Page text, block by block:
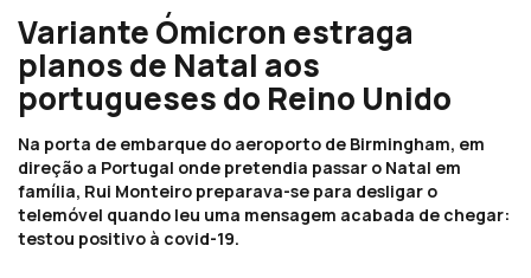
Variante Ómicron estraga
planos de Natal aos
portugueses do Reino Unido
Na porta de embarque do aeroporto de Birmingham, em
direção a Portugal onde pretendia passar o Natal em
família, Rui Monteiro preparava-se para desligar o
telemóvel quando leu uma mensagem acabada de chegar:
testou positivo à covid-19.